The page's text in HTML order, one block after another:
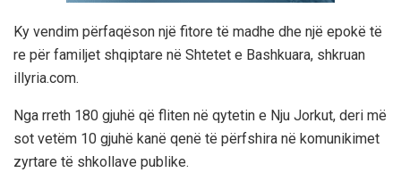
Ky vendim përfaqëson një fitore të madhe dhe një epokë të
re për familjet shqiptare në Shtetet e Bashkuara, shkruan
illyria.com.
Nga rreth 180 gjuhë që fliten në qytetin e Nju Jorkut, deri më
sot vetëm 10 gjuhë kanë qenë të përfshira në komunikimet
zyrtare të shkollave publike.